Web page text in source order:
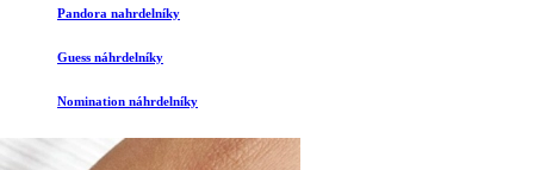
Pandora nahrdelníky
Guess náhrdelníky
Nomination náhrdelníky